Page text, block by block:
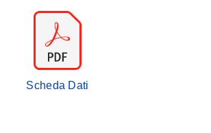
Scheda Dati